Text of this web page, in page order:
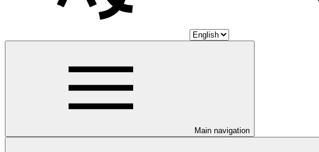
Main navigation